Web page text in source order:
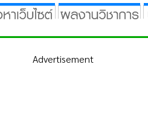
Advertisement